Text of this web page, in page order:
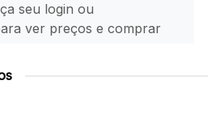
seu login ou
ver preços e comprar